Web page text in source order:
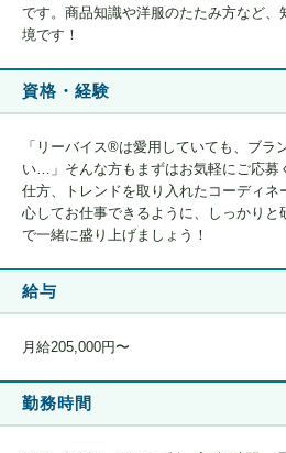
です。商品知識や洋服のたたみ方など
境です！
資格・経験
「リーバイス®は愛用していても、ブラ
い…」そんな方もまずはお気軽にご応募
仕方、トレンドを取り入れたコーディ
心してお仕事できるように、しっかり
で一緒に盛り上げましょう！
給与
月給205,000円〜
勤務時間